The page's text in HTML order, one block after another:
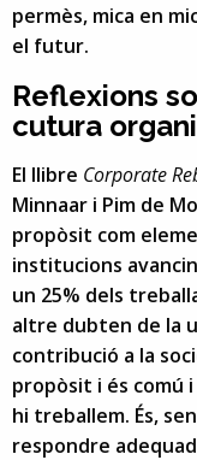
permès, mica en
el futur.
Reflexions
cutura
El llibre Corporate
Minnaar i Pim de
propòsit com
institucions
un 25% dels
altre dubten de la
contribució a la
propòsit i és comú
hi treballem. És,
respondre